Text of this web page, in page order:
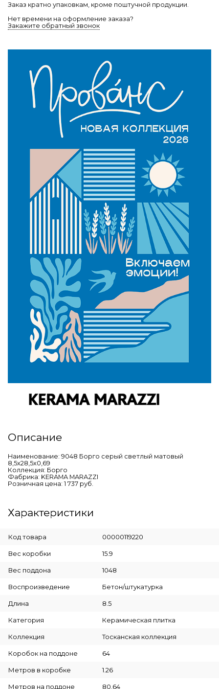
Заказ кратно упаковкам, кроме поштучной продукции.
Нет времени на оформление заказа?
Закажите обратный звонок
Описание
Наименование: 9048 Борго серый светлый матовый
8,5x28,5x0,69
Коллекция: Борго
Фабрика: KERAMA MARAZZI
Розничная цена: 1 737 руб.
Характеристики
Код товара 00000119220
Вес коробки 15.9
Вес поддона 1048
Воспроизведение Бетон/штукатурка
Длина 8.5
Категория Керамическая плитка
Коллекция Тосканская коллекция
Коробок на поддоне 64
Метров в коробке 1.26
Метров на поддоне 80.64